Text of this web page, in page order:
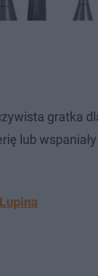
gratka
lub